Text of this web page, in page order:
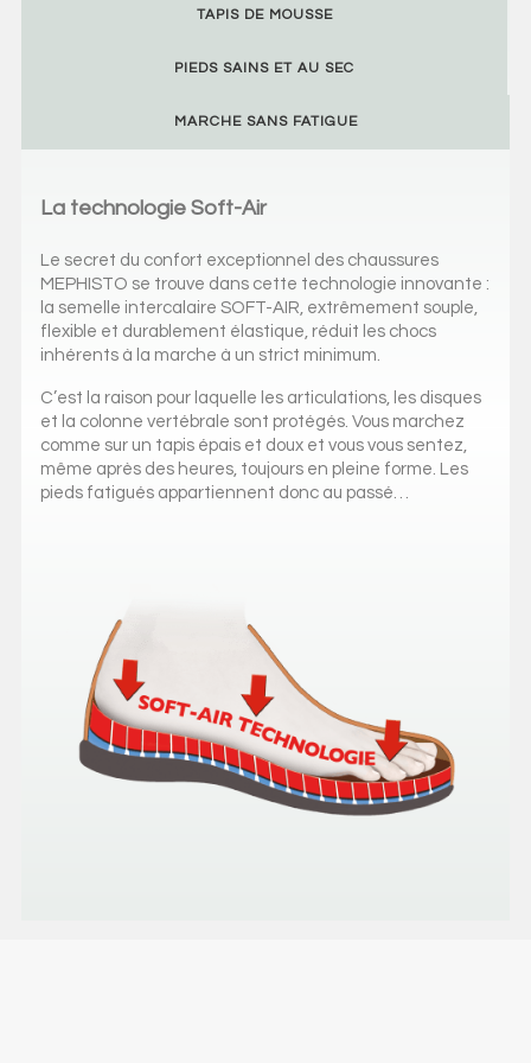
La technologie Soft-Air
Le secret du confort exceptionnel des chaussures
MEPHISTO se trouve dans cette technologie innovante :
la semelle intercalaire SOFT-AIR, extrêmement souple,
flexible et durablement élastique, réduit les chocs
inhérents à la marche à un strict minimum.
C’est la raison pour laquelle les articulations, les disques
et la colonne vertébrale sont protégés. Vous marchez
comme sur un tapis épais et doux et vous vous sentez,
même après des heures, toujours en pleine forme. Les
pieds fatigués appartiennent donc au passé…
TAPIS DE MOUSSE
PIEDS SAINS ET AU SEC
MARCHE SANS FATIGUE